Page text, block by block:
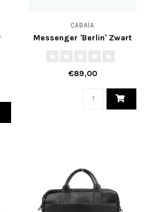
CABAÏA
Messenger 'Berlin' Zwart
€89,00